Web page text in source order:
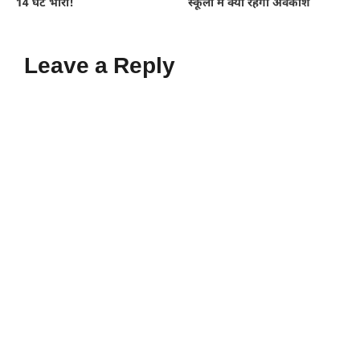
14 घंटे भारी! स्कूलों में क्या रहेगा अवकाश
Leave a Reply